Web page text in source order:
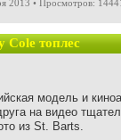
2013 • Просмотров:
Cole топлес
модель и
на видео
из St. Barts.